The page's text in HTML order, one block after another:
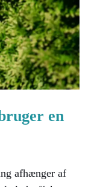
en
afhænger af